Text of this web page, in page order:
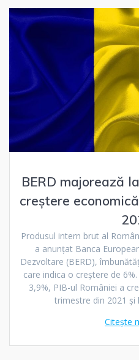
BERD majorează
creștere
Produsul intern brut al
a anunțat Banca
Dezvoltare (BERD),
care indica o creștere de
3,9%, PIB-ul României a
trimestre din 2021
Citește